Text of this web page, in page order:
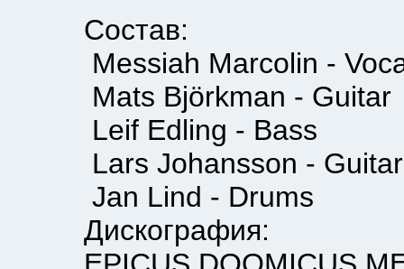
Состав:
Messiah Marcolin -
Mats Björkman - Guitar
Leif Edling - Bass
Lars Johansson - Guitar
Jan Lind - Drums
Дискография: